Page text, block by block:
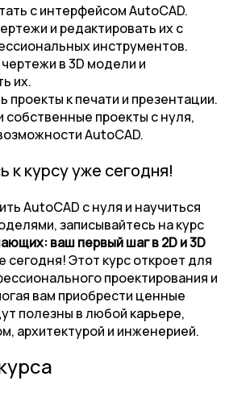
с интерфейсом AutoCAD.
и редактировать их с
инструментов.
в 3D модели и
их.
проекты к печати и презентации.
собственные проекты с нуля,
AutoCAD.
к курсу уже сегодня!
AutoCAD с нуля и научиться
записывайтесь на курс
ваш первый шаг в 2D и 3D
сегодня! Этот курс откроет для
проектирования и
вам приобрести ценные
полезны в любой карьере,
архитектурой и инженерией.